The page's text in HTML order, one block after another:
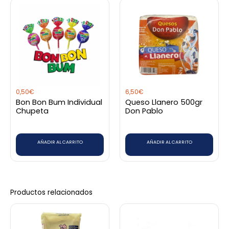
“Chocolatera Imusa 1,3 Litros”
Debesaccederpara publicar una valoración.
0,50€
Bon Bon Bum Individual
Chupeta
AÑADIR AL CARRITO
6,50€
Queso Llanero 500gr
Don Pablo
AÑADIR AL CARRITO
Productos relacionados